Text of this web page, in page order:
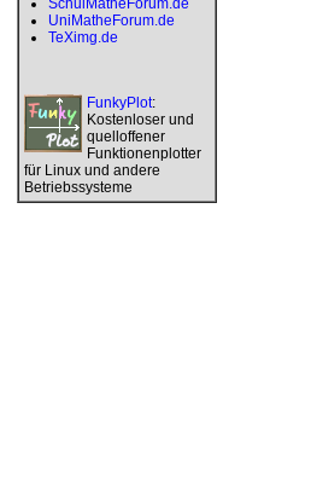
SchulMatheForum.de
UniMatheForum.de
TeXimg.de
FunkyPlot:
Kostenloser und
quelloffener
Funktionenplotter
für Linux und andere
Betriebssysteme